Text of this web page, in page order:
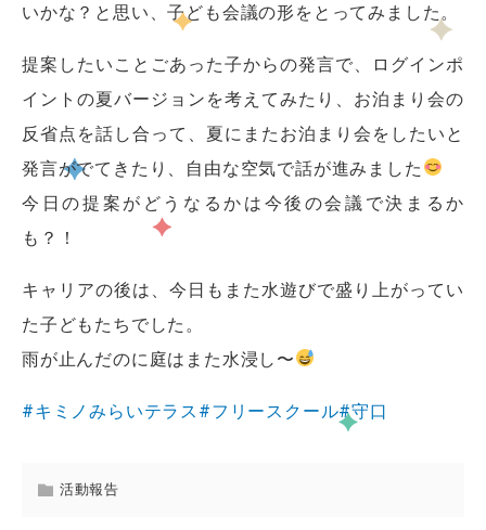
いかな？と思い、子ども会議の形をとってみました。
提案したいことごあった子からの発言で、ログインポ
イントの夏バージョンを考えてみたり、お泊まり会の
反省点を話し合って、夏にまたお泊まり会をしたいと
発言がでてきたり、自由な空気で話が進みました
今日の提案がどうなるかは今後の会議で決まるか
も？！
キャリアの後は、今日もまた水遊びで盛り上がってい
た子どもたちでした。
雨が止んだのに庭はまた水浸し〜
#キミノみらいテラス #フリースクール#守口
活動報告